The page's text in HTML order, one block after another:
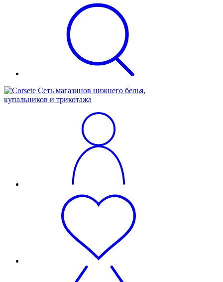
Сеть магазинов нижнего белья,
купальников и трикотажа